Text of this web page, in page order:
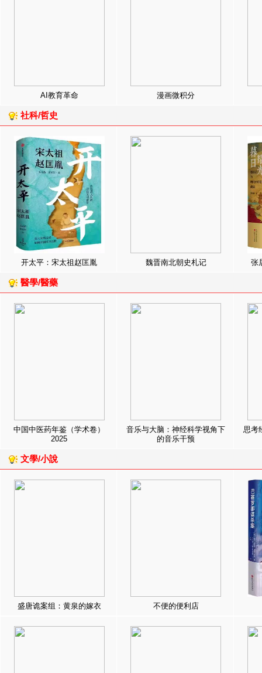
AI教育革命 漫画微积分
社科/哲史
开太平：宋太祖赵匡胤 魏晋南北朝史札记 张
醫學/醫藥
中国中医药年鉴（学术卷）
2025
音乐与大脑：神经科学视角下
的音乐干预
思考
文學/小說
盛唐诡案组：黄泉的嫁衣 不便的便利店